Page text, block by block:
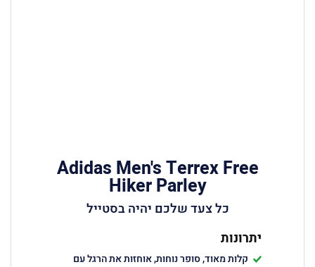
Adidas Men's Terrex Free
Hiker Parley
כל צעד שלכם יהיה בסטייל
יתרונות
קלות מאוד, סופר נוחות, אוחזות את הרגל עם